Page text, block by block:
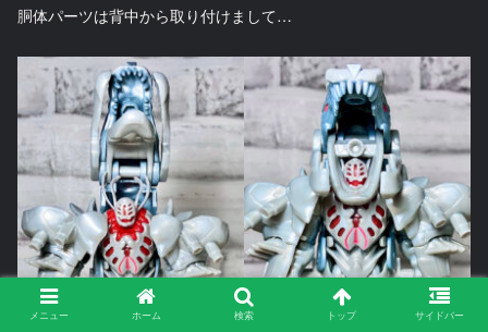
胴体パーツは背中から取り付けまして…
メニュー ホーム 検索 トップ サイドバー